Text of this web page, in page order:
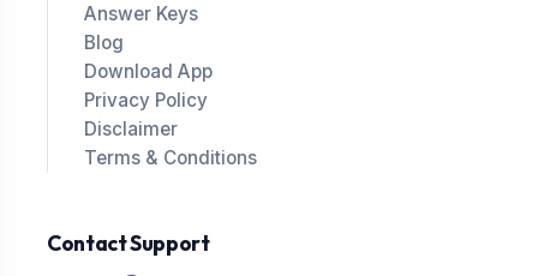
Answer Keys
Blog
Download App
Privacy Policy
Disclaimer
Terms & Conditions
Contact Support